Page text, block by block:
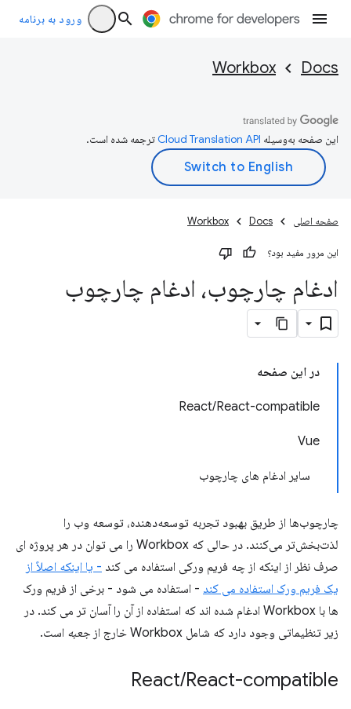
ورود به برنامه
Docs
Workbox
این صفحه به‌وسیله ترجمه شده است.
صفحه اصلی Docs
Workbox
این مرور مفید بود؟
ادغام چارچوب، ادغام چارچوب
در این صفحه
React/React-compatible
Vue
سایر ادغام های چارچوب
چارچوب‌ها از طریق بهبود تجربه توسعه‌دهنده، توسعه وب را
لذت‌بخش‌تر می‌کنند. در حالی که Workbox را می توان در هر پروژه ای
صرف نظر از اینکه از چه فریم ورکی استفاده می کند - یا اینکه اصلاً از
یک فریم ورک استفاده می کند - استفاده می شود - برخی از فریم ورک
ها با Workbox ادغام شده اند که استفاده از آن را آسان تر می کند. در
زیر تنظیماتی وجود دارد که شامل Workbox خارج از
جعبه است.
React/React-compatible